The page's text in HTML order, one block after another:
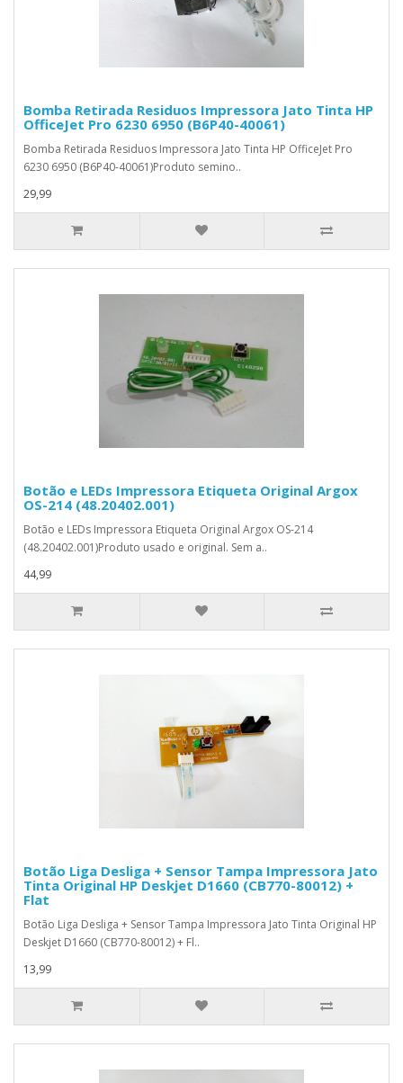
Bomba Retirada Residuos Impressora Jato Tinta HP
OfficeJet Pro 6230 6950 (B6P40-40061)
Bomba Retirada Residuos Impressora Jato Tinta HP OfficeJet Pro
6230 6950 (B6P40-40061)Produto semino..
29,99
Botão e LEDs Impressora Etiqueta Original Argox
OS-214 (48.20402.001)
Botão e LEDs Impressora Etiqueta Original Argox OS-214
(48.20402.001)Produto usado e original. Sem a..
44,99
Botão Liga Desliga + Sensor Tampa Impressora Jato
Tinta Original HP Deskjet D1660 (CB770-80012) +
Flat
Botão Liga Desliga + Sensor Tampa Impressora Jato Tinta Original HP
Deskjet D1660 (CB770-80012) + Fl..
13,99